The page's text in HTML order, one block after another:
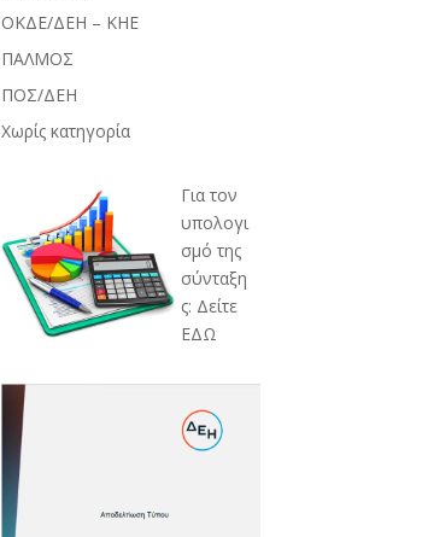
ΟΚΔΕ/ΔΕΗ – ΚΗΕ
ΠΑΛΜΟΣ
ΠΟΣ/ΔΕΗ
Χωρίς κατηγορία
Για τον
υπολογι
σμό της
σύνταξη
ς: Δείτε
ΕΔΩ